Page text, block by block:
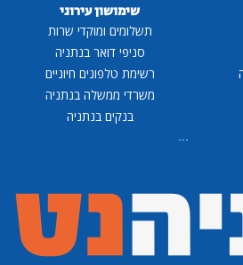
שימושון עירוני
תשלומים ומוקדי שרות
סניפי דואר בנתניה
רשימת טלפונים חיוניים
משרדי ממשלה בנתניה
בנקים בנתניה